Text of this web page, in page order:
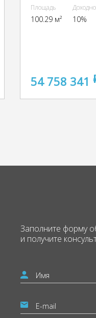
Площадь
100.29 м² 10%
54 758 341
Заполните форму
и получите